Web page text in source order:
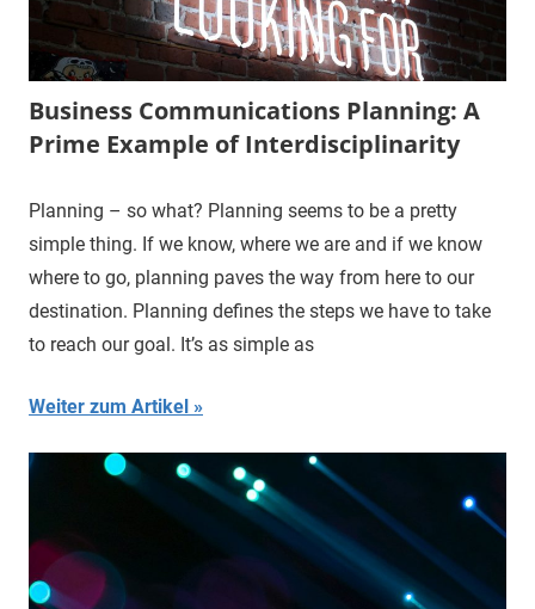
Business Communications Planning: A
Prime Example of Interdisciplinarity
Planning – so what? Planning seems to be a pretty
simple thing. If we know, where we are and if we know
where to go, planning paves the way from here to our
destination. Planning defines the steps we have to take
to reach our goal. It’s as simple as
Weiter zum Artikel